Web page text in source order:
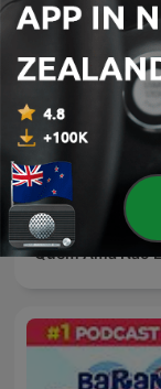
Quem Ama Não